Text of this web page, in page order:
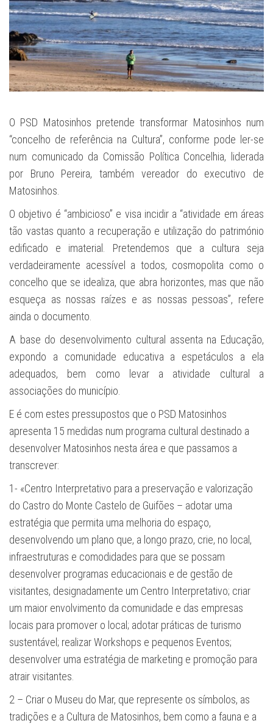
O PSD Matosinhos pretende transformar Matosinhos num
“concelho de referência na Cultura”, conforme pode ler-se
num comunicado da Comissão Política Concelhia, liderada
por Bruno Pereira, também vereador do executivo de
Matosinhos.
O objetivo é “ambicioso” e visa incidir a “atividade em áreas
tão vastas quanto a recuperação e utilização do património
edificado e imaterial. Pretendemos que a cultura seja
verdadeiramente acessível a todos, cosmopolita como o
concelho que se idealiza, que abra horizontes, mas que não
esqueça as nossas raízes e as nossas pessoas”, refere
ainda o documento.
A base do desenvolvimento cultural assenta na Educação,
expondo a comunidade educativa a espetáculos a ela
adequados, bem como levar a atividade cultural a
associações do município.
E é com estes pressupostos que o PSD Matosinhos
apresenta 15 medidas num programa cultural destinado a
desenvolver Matosinhos nesta área e que passamos a
transcrever:
1- «Centro Interpretativo para a preservação e valorização
do Castro do Monte Castelo de Guifões – adotar uma
estratégia que permita uma melhoria do espaço,
desenvolvendo um plano que, a longo prazo, crie, no local,
infraestruturas e comodidades para que se possam
desenvolver programas educacionais e de gestão de
visitantes, designadamente um Centro Interpretativo; criar
um maior envolvimento da comunidade e das empresas
locais para promover o local; adotar práticas de turismo
sustentável; realizar Workshops e pequenos Eventos;
desenvolver uma estratégia de marketing e promoção para
atrair visitantes.
2 – Criar o Museu do Mar, que represente os símbolos, as
tradições e a Cultura de Matosinhos, bem como a fauna e a